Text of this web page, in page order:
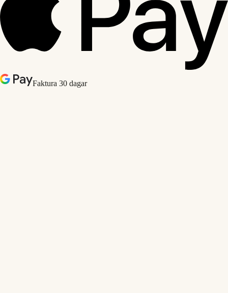
Faktura 30 dagar